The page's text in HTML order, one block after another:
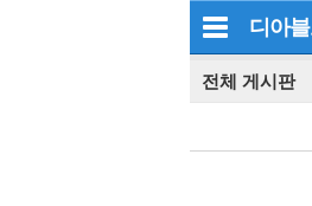
디아
전체 게시판